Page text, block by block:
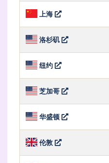
上海
洛杉矶
纽约
芝加哥
华盛顿
伦敦